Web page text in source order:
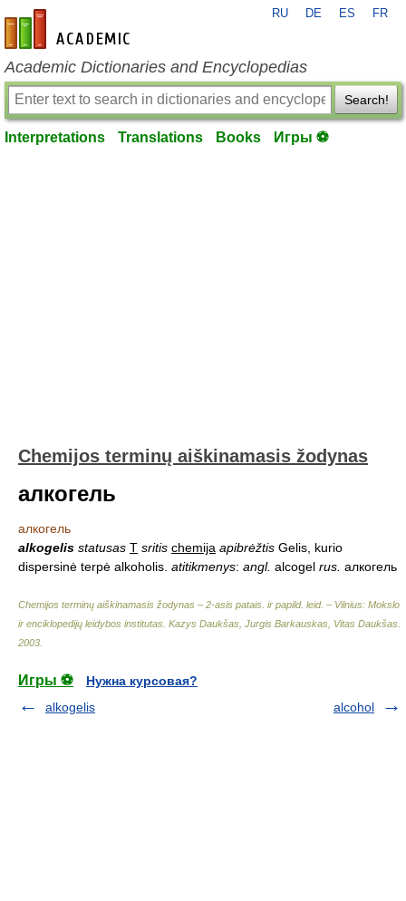
en-academic.com
RU DE ES FR
Academic Dictionaries and Encyclopedias
Search!
Interpretations Translations Books Игры ⚽
Chemijos terminų aiškinamasis žodynas
алкогель
алкогель
alkogelis statusas T sritis chemija apibrėžtis Gelis, kurio
dispersinė terpė alkoholis. atitikmenys: angl. alcogel rus. алкогель
Chemijos terminų aiškinamasis žodynas – 2-asis patais. ir papild. leid. – Vilnius: Mokslo
ir enciklopedijų leidybos institutas Kazys Daukšas, Jurgis Barkauskas, Vitas Daukšas
2003
Игры ⚽
Нужна курсовая?
alkogelis
alcohol